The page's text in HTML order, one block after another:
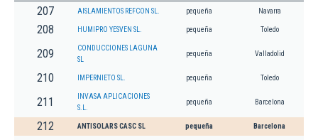
207 AISLAMIENTOS REFCON SL. pequeña Navarra
208 HUMIPRO YESVEN SL. pequeña Toledo
209
CONDUCCIONES LAGUNA
SL
pequeña Valladolid
210 IMPERNIETO SL. pequeña Toledo
211
INVASA APLICACIONES
S.L.
pequeña Barcelona
212 ANTISOLARS CASC SL pequeña Barcelona